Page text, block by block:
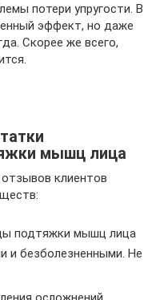
потери упругости. В
эффект, но даже
Скорее же всего,
мышц лица
клиентов
подтяжки мышц лица
и безболезненными. Не